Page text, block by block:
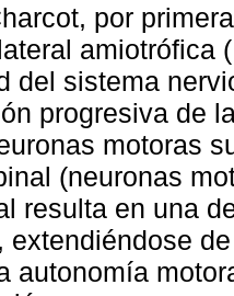
por
amiotrófica
del sistema
progresiva de
motoras
(neuronas
resulta en una
extendiéndose
autonomía